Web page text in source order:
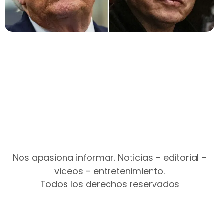
Nos apasiona informar. Noticias – editorial –
videos – entretenimiento.
Todos los derechos reservados